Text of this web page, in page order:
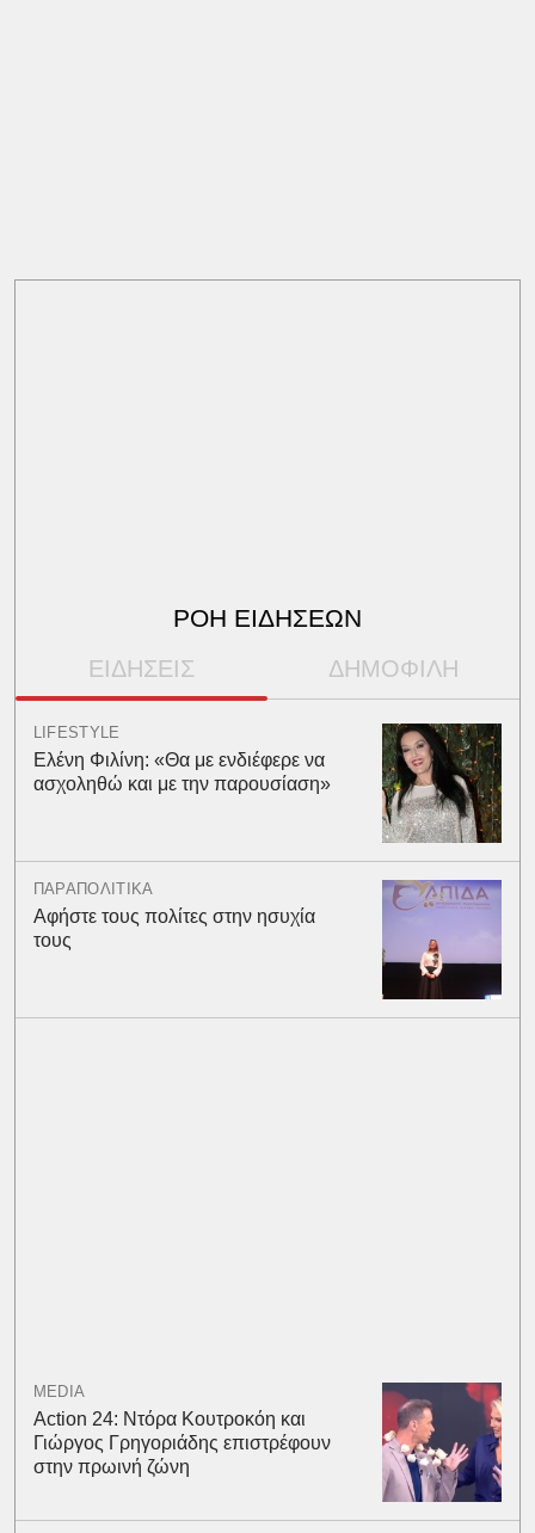
ΡΟΗ ΕΙΔΗΣΕΩΝ
ΕΙΔΗΣΕΙΣ ΔΗΜΟΦΙΛΗ
LIFESTYLE
Ελένη Φιλίνη: «Θα με ενδιέφερε να
ασχοληθώ και με την παρουσίαση»
ΠΑΡΑΠΟΛΙΤΙΚΑ
Αφήστε τους πολίτες στην ησυχία
τους
MEDIA
Action 24: Ντόρα Κουτροκόη και
Γιώργος Γρηγοριάδης επιστρέφουν
στην πρωινή ζώνη